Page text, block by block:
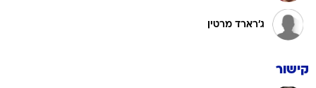
ג'רארד מרטין
קישור